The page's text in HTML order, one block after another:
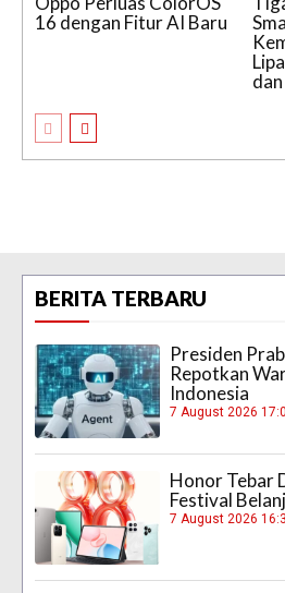
16 dengan Fitur AI Baru
BERITA TERBARU
Presiden
Repotkan
Indonesia
7 August 2026
Honor Tebar
Festival
7 August 2026